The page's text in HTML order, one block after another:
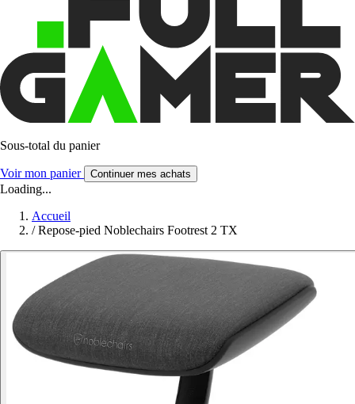
Sous-total du panier
Voir mon panier Continuer mes achats
Loading...
Accueil
/ Repose-pied Noblechairs Footrest 2 TX